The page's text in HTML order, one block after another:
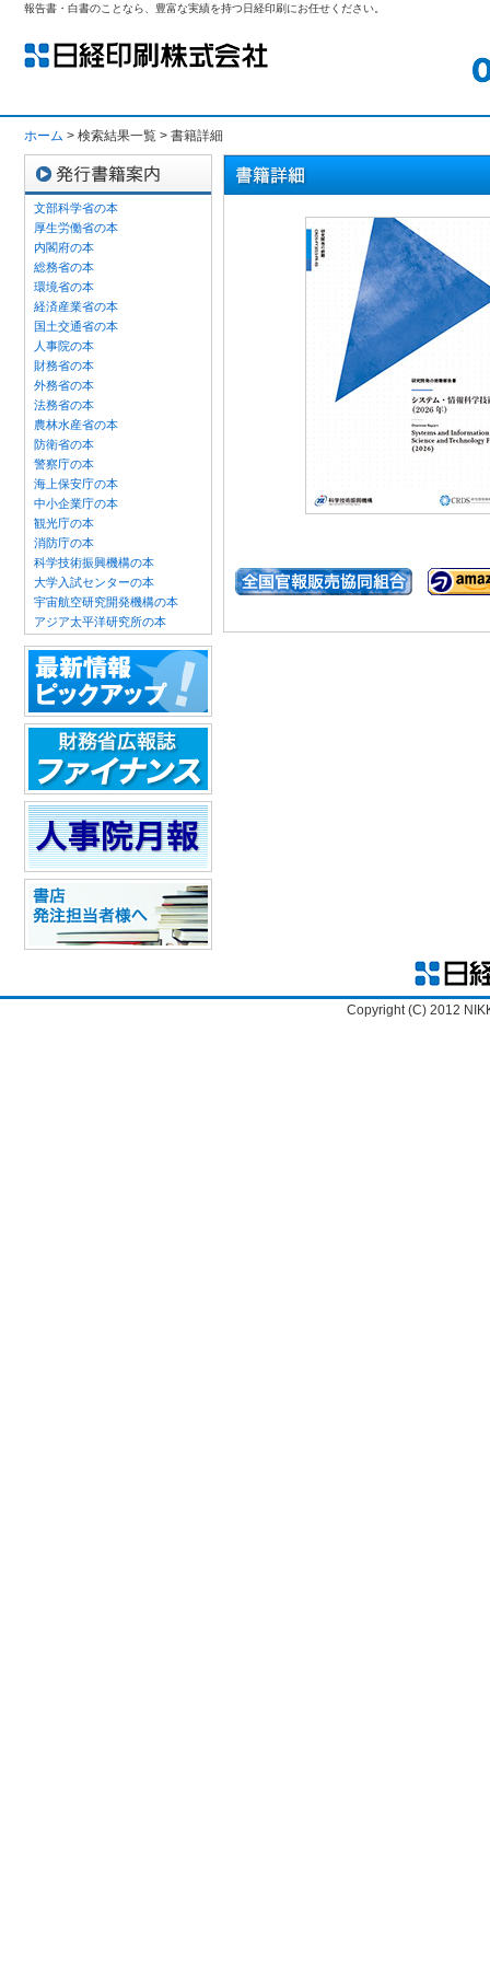
報告書・白書のことなら、豊富な実績を持つ日経印刷にお任せください。
ホーム > 検索結果一覧 > 書籍詳細
文部科学省の本
厚生労働省の本
内閣府の本
総務省の本
環境省の本
経済産業省の本
国土交通省の本
人事院の本
財務省の本
外務省の本
法務省の本
農林水産省の本
防衛省の本
警察庁の本
海上保安庁の本
中小企業庁の本
観光庁の本
消防庁の本
科学技術振興機構の本
大学入試センターの本
宇宙航空研究開発機構の本
アジア太平洋研究所の本
Copyright (C) 2012